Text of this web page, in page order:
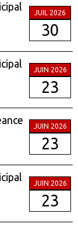
JUIL 2026
30
JUIN 2026
23
JUIN 2026
23
JUIN 2026
23